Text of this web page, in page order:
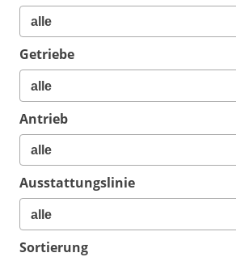
Getriebe
Antrieb
Ausstattungslinie
Sortierung